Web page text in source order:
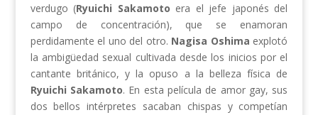
verdugo (Ryuichi Sakamoto era el jefe japonés del
campo de concentración), que se enamoran
perdidamente el uno del otro. Nagisa Oshima explotó
la ambigüedad sexual cultivada desde los inicios por el
cantante británico, y la opuso a la belleza física de
Ryuichi Sakamoto. En esta película de amor gay, sus
dos bellos intérpretes sacaban chispas y competían